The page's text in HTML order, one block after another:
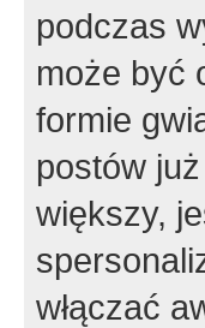
podczas
może być
formie
postów
większy,
włączać